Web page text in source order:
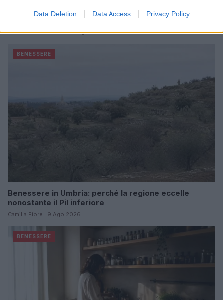
Data Deletion Data Access Privacy Policy
Scopri Terme De Montel: il più grande parco termale
Beatrice Bonaventura · 9 Ago 2026
BENESSERE
Benessere in Umbria: perché la regione eccelle
nonostante il Pil inferiore
Camilla Fiore · 9 Ago 2026
BENESSERE